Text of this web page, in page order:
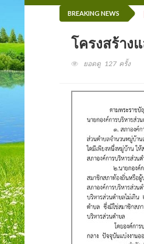
BREAKING NEWS
โครงสร้าง
ยอดดู 127 ครั้ง